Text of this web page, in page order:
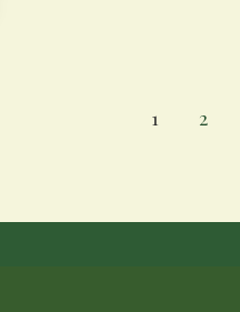
1 2